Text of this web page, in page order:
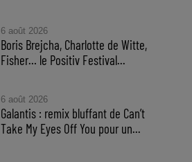
6 août 2026
Boris Brejcha, Charlotte de Witte,
Fisher… le Positiv Festival...
6 août 2026
Galantis : remix bluffant de Can’t
Take My Eyes Off You pour un...